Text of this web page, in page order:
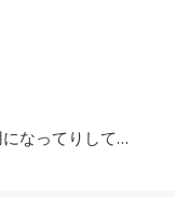
なってりして…